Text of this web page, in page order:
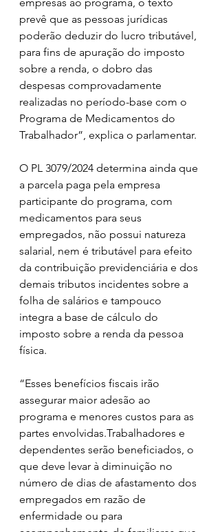
prevê que as pessoas jurídicas
poderão deduzir do lucro tributável,
para fins de apuração do imposto
sobre a renda, o dobro das
despesas comprovadamente
realizadas no período-base com o
Programa de Medicamentos do
Trabalhador”, explica o parlamentar.
O PL 3079/2024 determina ainda que
a parcela paga pela empresa
participante do programa, com
medicamentos para seus
empregados, não possui natureza
salarial, nem é tributável para efeito
da contribuição previdenciária e dos
demais tributos incidentes sobre a
folha de salários e tampouco
integra a base de cálculo do
imposto sobre a renda da pessoa
física.
“Esses benefícios fiscais irão
assegurar maior adesão ao
programa e menores custos para as
partes envolvidas.Trabalhadores e
dependentes serão beneficiados, o
que deve levar à diminuição no
número de dias de afastamento dos
empregados em razão de
enfermidade ou para